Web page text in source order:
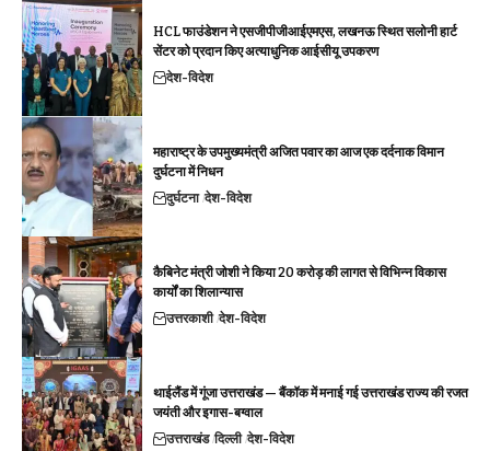
HCL फाउंडेशन ने एसजीपीजीआईएमएस, लखनऊ स्थित सलोनी हार्ट
सेंटर को प्रदान किए अत्याधुनिक आईसीयू उपकरण
देश-विदेश
महाराष्ट्र के उपमुख्यमंत्री अजित पवार का आज एक दर्दनाक विमान
दुर्घटना में निधन
दुर्घटना देश-विदेश
कैबिनेट मंत्री जोशी ने किया 20 करोड़ की लागत से विभिन्न विकास
कार्यों का शिलान्यास
उत्तरकाशी देश-विदेश
थाईलैंड में गूंजा उत्तराखंड — बैंकॉक में मनाई गई उत्तराखंड राज्य की रजत
जयंती और इगास-बग्वाल
उत्तराखंड दिल्ली देश-विदेश